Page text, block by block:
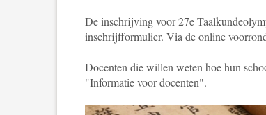
De inschrijving voor 27e
inschrijfformulier. Via de online
Docenten die willen weten hoe hun
"Informatie voor docenten".